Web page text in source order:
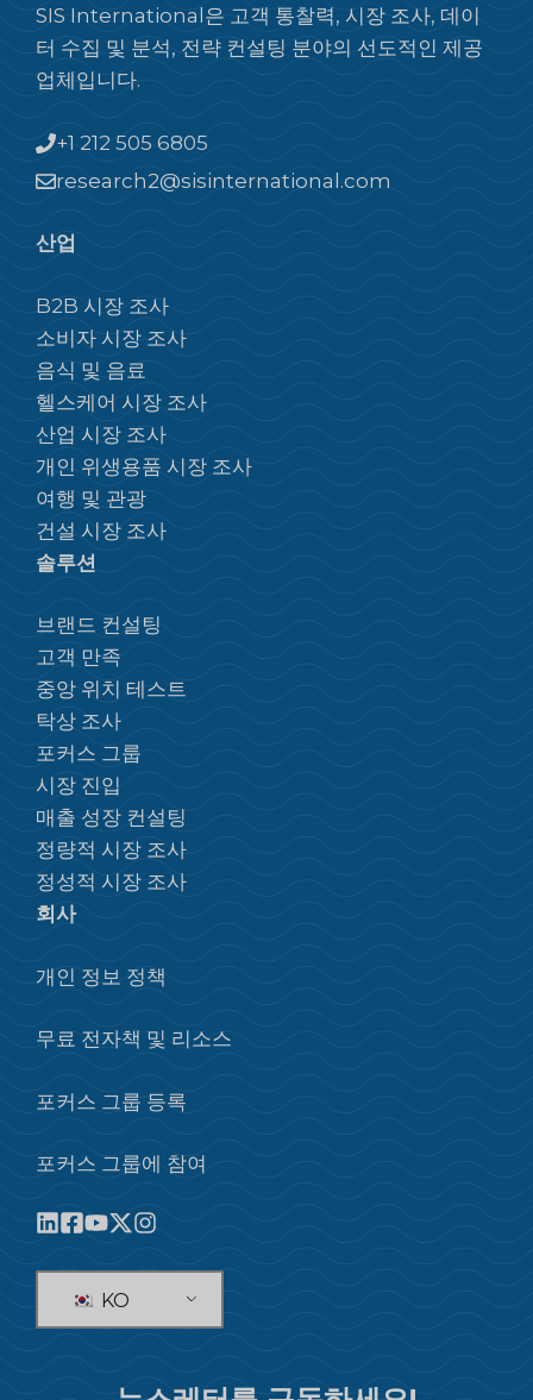
SIS International은 고객 통찰력, 시장 조사, 데이
터 수집 및 분석, 전략 컨설팅 분야의 선도적인 제공
업체입니다.
+1 212 505 6805
research2@sisinternational.com
산업
B2B 시장 조사
소비자 시장 조사
음식 및 음료
헬스케어 시장 조사
산업 시장 조사
개인 위생용품 시장 조사
여행 및 관광
건설 시장 조사
솔루션
브랜드 컨설팅
고객 만족
중앙 위치 테스트
탁상 조사
포커스 그룹
시장 진입
매출 성장 컨설팅
정량적 시장 조사
정성적 시장 조사
회사
개인 정보 정책
무료 전자책 및 리소스
포커스 그룹 등록
포커스 그룹에 참여
KO